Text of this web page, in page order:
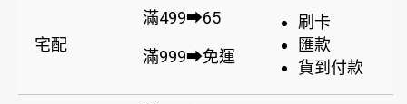
宅配
滿499➡65
滿999➡免運
刷卡
匯款
貨到付款